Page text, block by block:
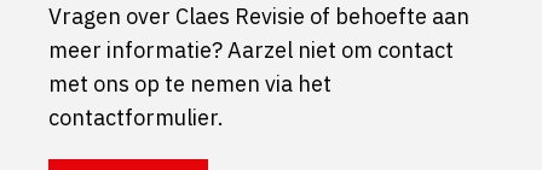
Vragen over Claes Revisie of behoefte aan
meer informatie? Aarzel niet om contact
met ons op te nemen via het
contactformulier.